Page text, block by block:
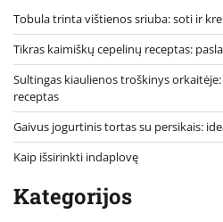
Tobula trinta vištienos sriuba: soti ir
Tikras kaimiškų cepelinų receptas:
Sultingas kiaulienos troškinys
receptas
Gaivus jogurtinis tortas su persikais:
Kaip išsirinkti indaplovę
Kategorijos